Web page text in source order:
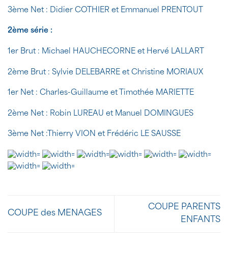
3ème Net : Didier COTHIER et Emmanuel PRENTOUT
2ème série :
1er Brut : Michael HAUCHECORNE et Hervé LALLART
2ème Brut : Sylvie DELEBARRE et Christine MORIAUX
1er Net : Charles-Guillaume et Timothée MARIETTE
2ème Net : Robin LUREAU et Manuel DOMINGUES
3ème Net :Thierry VION et Frédéric LE SAUSSE
COUPE des MENAGES
COUPE PARENTS
ENFANTS